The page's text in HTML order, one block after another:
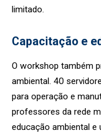
limitado.
Capacitação e
O workshop também
ambiental. 40
para operação e
professores da rede
educação ambiental e